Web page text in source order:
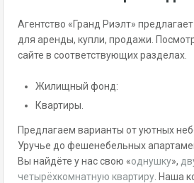
Агентство «Гранд Риэлт»
для аренды, купли, продажи.
сайте в соответствующих разделах.
Жилищный фонд:
Квартиры.
Предлагаем варианты от уютных
Уручье до фешенебельных
Вы найдёте у нас свою «однушку»,
четырёхкомнатную квартиру . Наша